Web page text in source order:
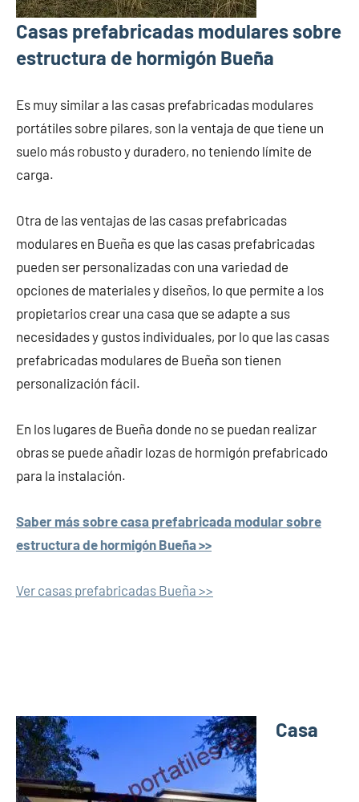
Casas prefabricadas modulares sobre
estructura de hormigón Bueña
Es muy similar a las casas prefabricadas modulares
portátiles sobre pilares, son la ventaja de que tiene un
suelo más robusto y duradero, no teniendo límite de
carga.
Otra de las ventajas de las casas prefabricadas
modulares en Bueña es que las casas prefabricadas
pueden ser personalizadas con una variedad de
opciones de materiales y diseños, lo que permite a los
propietarios crear una casa que se adapte a sus
necesidades y gustos individuales, por lo que las casas
prefabricadas modulares de Bueña son tienen
personalización fácil.
En los lugares de Bueña donde no se puedan realizar
obras se puede añadir lozas de hormigón prefabricado
para la instalación.
Saber más sobre casa prefabricada modular sobre
estructura de hormigón Bueña >>
Ver casas prefabricadas Bueña >>
Casa